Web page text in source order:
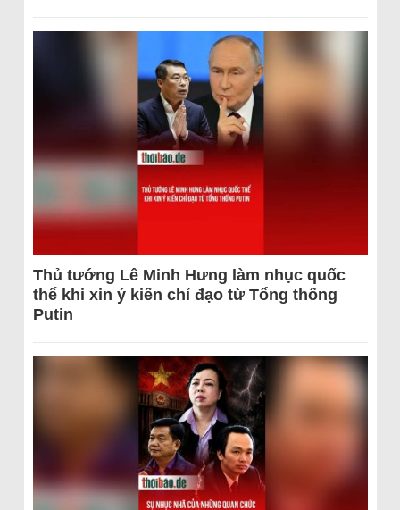
Thủ tướng Lê Minh Hưng làm nhục quốc
thể khi xin ý kiến chỉ đạo từ Tổng thống
Putin